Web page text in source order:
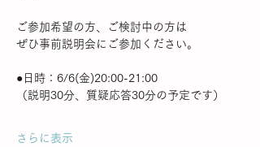
ご参加希望の方、ご検討中の方は
ぜひ事前説明会にご参加ください。
●日時：6/6(金)20:00-21:00
（説明30分、質疑応答30分の予定です）
さらに表示